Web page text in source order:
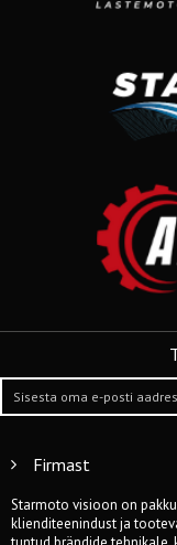
Firmast
Starmoto visioon on
klienditeenindust ja